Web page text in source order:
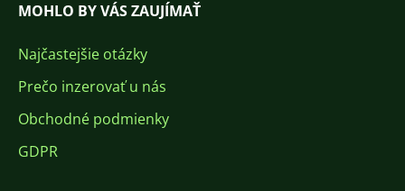
MOHLO BY VÁS ZAUJÍMAŤ
Najčastejšie otázky
Prečo inzerovať u nás
Obchodné podmienky
GDPR